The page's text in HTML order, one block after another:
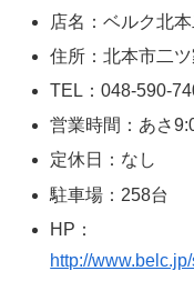
店名：ベルク北
住所：北本市二
TEL：048-590-
営業時間：あさ
定休日：なし
駐車場：258台
HP：
http://